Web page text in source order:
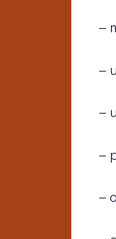
–
–
–
–
–